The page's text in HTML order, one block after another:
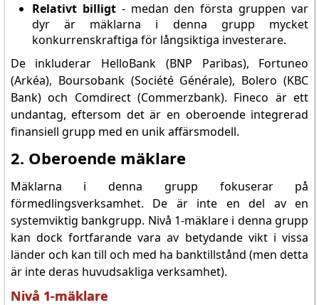
Relativt billigt- medan den första gruppen var
dyr är mäklarna i denna grupp mycket
konkurrenskraftiga för långsiktiga investerare.
De inkluderar HelloBank (BNP Paribas), Fortuneo
(Arkéa), Boursobank (Société Générale), Bolero (KBC
Bank) och Comdirect (Commerzbank). Fineco är ett
undantag, eftersom det är en oberoende integrerad
finansiell grupp med en unik affärsmodell.
2. Oberoende mäklare
Mäklarna i denna grupp fokuserar på
förmedlingsverksamhet. De är inte en del av en
systemviktig bankgrupp. Nivå 1-mäklare i denna grupp
kan dock fortfarande vara av betydande vikt i vissa
länder och kan till och med ha banktillstånd (men detta
är inte deras huvudsakliga verksamhet).
Nivå 1-mäklare